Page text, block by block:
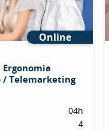
Online
Ergonomia
Telemarketing
04h
4